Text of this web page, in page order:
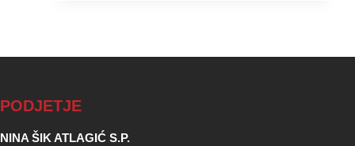
PODJETJE
NINA ŠIK ATLAGIĆ S.P.